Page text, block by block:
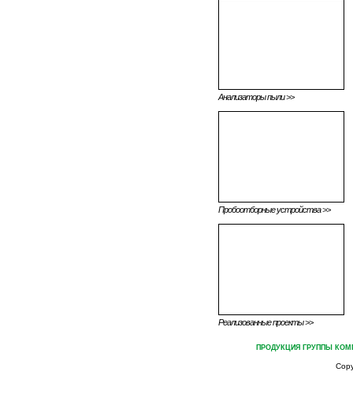
Анализаторы пыли >>
Пробоотборные устройства >>
Реализованные проекты >>
ПРОДУКЦИЯ ГРУППЫ